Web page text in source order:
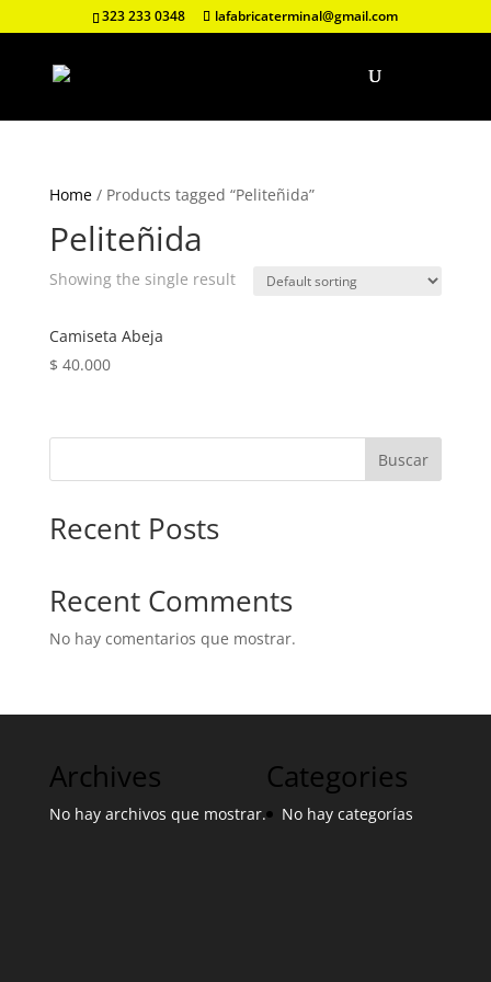
323 233 0348 lafabricaterminal@gmail.com
Home/ Products tagged “Peliteñida”
Peliteñida
Showing the single result
Camiseta Abeja
$ 40.000
Buscar
Recent Posts
Recent Comments
No hay comentarios que mostrar.
Archives
No hay archivos que mostrar.
Categories
No hay categorías